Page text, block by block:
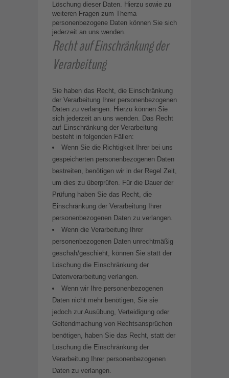
Löschung dieser Daten. Hierzu sowie zu
weiteren Fragen zum Thema
personenbezogene Daten können Sie sich
jederzeit an uns wenden.
Recht auf Einschränkung der
Verarbeitung
Sie haben das Recht, die Einschränkung
der Verarbeitung Ihrer personenbezogenen
Daten zu verlangen. Hierzu können Sie
sich jederzeit an uns wenden. Das Recht
auf Einschränkung der Verarbeitung
besteht in folgenden Fällen:
Wenn Sie die Richtigkeit Ihrer bei uns
gespeicherten personenbezogenen Daten
bestreiten, benötigen wir in der Regel Zeit,
um dies zu überprüfen. Für die Dauer der
Prüfung haben Sie das Recht, die
Einschränkung der Verarbeitung Ihrer
personenbezogenen Daten zu verlangen.
Wenn die Verarbeitung Ihrer
personenbezogenen Daten unrechtmäßig
geschah/geschieht, können Sie statt der
Löschung die Einschränkung der
Datenverarbeitung verlangen.
Wenn wir Ihre personenbezogenen
Daten nicht mehr benötigen, Sie sie
jedoch zur Ausübung, Verteidigung oder
Geltendmachung von Rechtsansprüchen
benötigen, haben Sie das Recht, statt der
Löschung die Einschränkung der
Verarbeitung Ihrer personenbezogenen
Daten zu verlangen.